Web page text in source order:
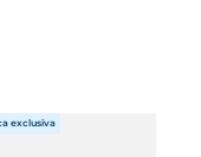
e
e